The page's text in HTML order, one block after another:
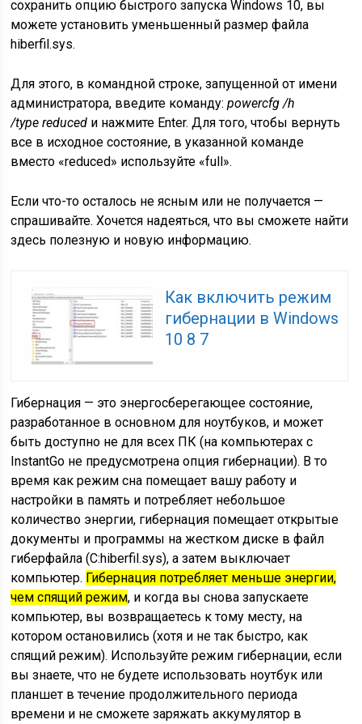
сохранить опцию быстрого запуска Windows 10, вы
можете установить уменьшенный размер файла
hiberfil.sys.
Для этого, в командной строке, запущенной от имени
администратора, введите команду:powercfg /h
/type reduced и нажмите Enter. Для того, чтобы вернуть
все в исходное состояние, в указанной команде
вместо «reduced» используйте «full».
Если что-то осталось не ясным или не получается —
спрашивайте. Хочется надеяться, что вы сможете найти
здесь полезную и новую информацию.
Как включить режим
гибернации в Windows
10 8 7
Гибернация — это энергосберегающее состояние,
разработанное в основном для ноутбуков, и может
быть доступно не для всех ПК (на компьютерах с
InstantGo не предусмотрена опция гибернации). В то
время как режим сна помещает вашу работу и
настройки в память и потребляет небольшое
количество энергии, гибернация помещает открытые
документы и программы на жестком диске в файл
гиберфайла (C:hiberfil.sys), а затем выключает
компьютер. Гибернация потребляет меньше энергии,
чем спящий режим, и когда вы снова запускаете
компьютер, вы возвращаетесь к тому месту, на
котором остановились (хотя и не так быстро, как
спящий режим). Используйте режим гибернации, если
вы знаете, что не будете использовать ноутбук или
планшет в течение продолжительного периода
времени и не сможете заряжать аккумулятор в